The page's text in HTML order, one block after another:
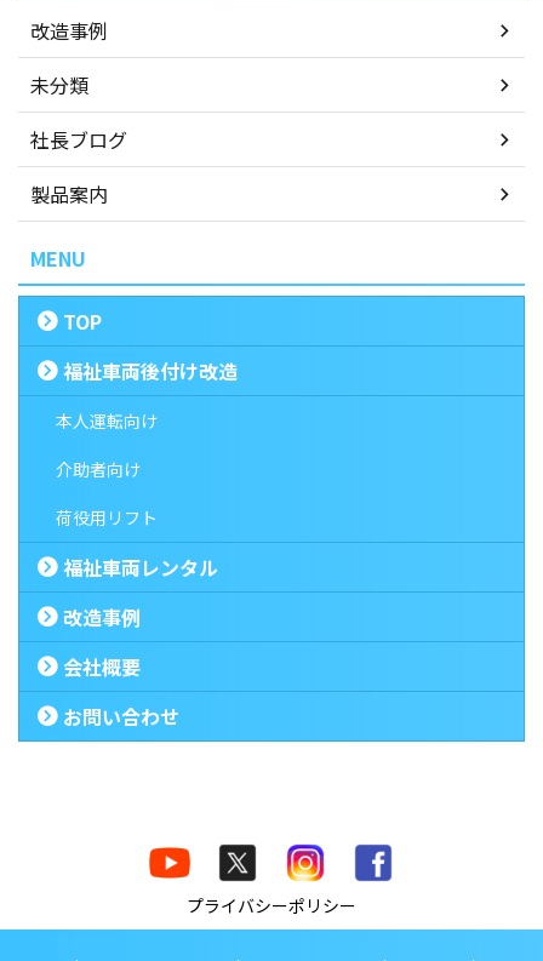
改造事例
未分類
社長ブログ
製品案内
MENU
TOP
福祉車両後付け改造
本人運転向け
介助者向け
荷役用リフト
福祉車両レンタル
改造事例
会社概要
お問い合わせ
プライバシーポリシー